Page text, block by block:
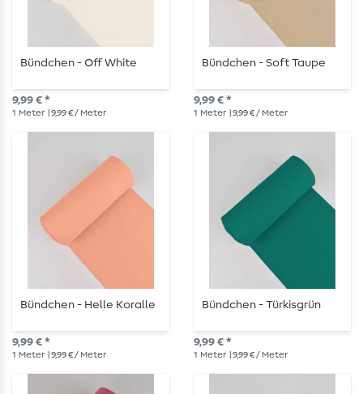
Bündchen - Off White
9,99 € *
1 Meter | 9,99 € / Meter
Bündchen - Soft Taupe
9,99 € *
1 Meter | 9,99 € / Meter
Bündchen - Helle Koralle
9,99 € *
1 Meter | 9,99 € / Meter
Bündchen - Türkisgrün
9,99 € *
1 Meter | 9,99 € / Meter